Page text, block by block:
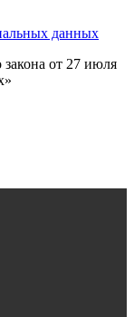
данных
закона от 27 июля